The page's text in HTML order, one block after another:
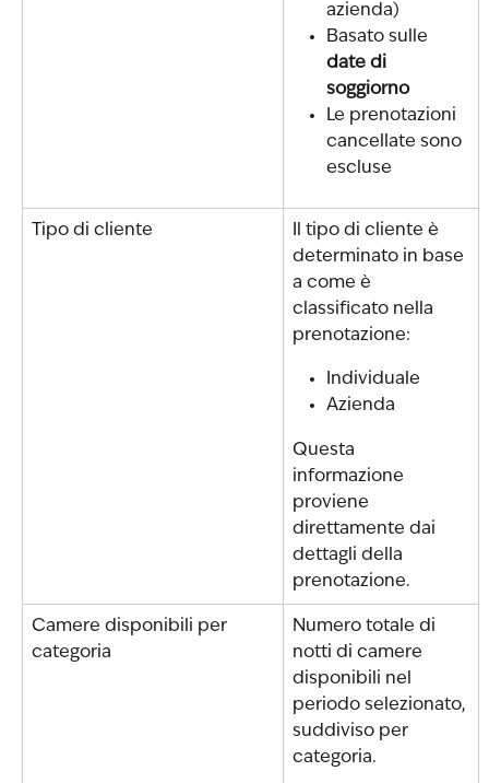
azienda)
Basato sulle
date di
soggiorno
Le prenotazioni
cancellate sono
escluse
Tipo di cliente
Il tipo di cliente è
determinato in base
a come è
classificato nella
prenotazione:
Individuale
Azienda
Questa
informazione
proviene
direttamente dai
dettagli della
prenotazione.
Camere disponibili per
categoria
Numero totale di
notti di camere
disponibili nel
periodo selezionato,
suddiviso per
categoria.